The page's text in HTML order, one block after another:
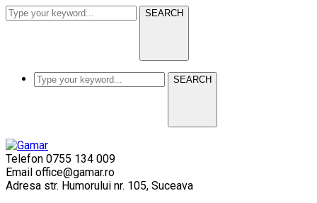
SEARCH
SEARCH
Telefon 0755 134 009
Email office@gamar.ro
Adresa str. Humorului nr. 105, Suceava